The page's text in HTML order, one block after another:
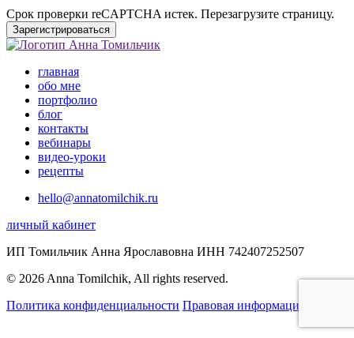
Срок проверки reCAPTCHA истек. Перезагрузите страницу.
Зарегистрироваться
главная
обо мне
портфолио
блог
контакты
вебинары
видео-уроки
рецепты
hello@annatomilchik.ru
личный кабинет
ИП Томильчик Анна Ярославовна ИНН 742407252507
© 2026 Anna Tomilchik, All rights reserved.
Политика конфиденциальности Правовая информация